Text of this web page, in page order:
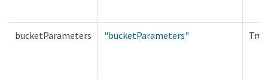
bucketParameters "bucketParameters" True